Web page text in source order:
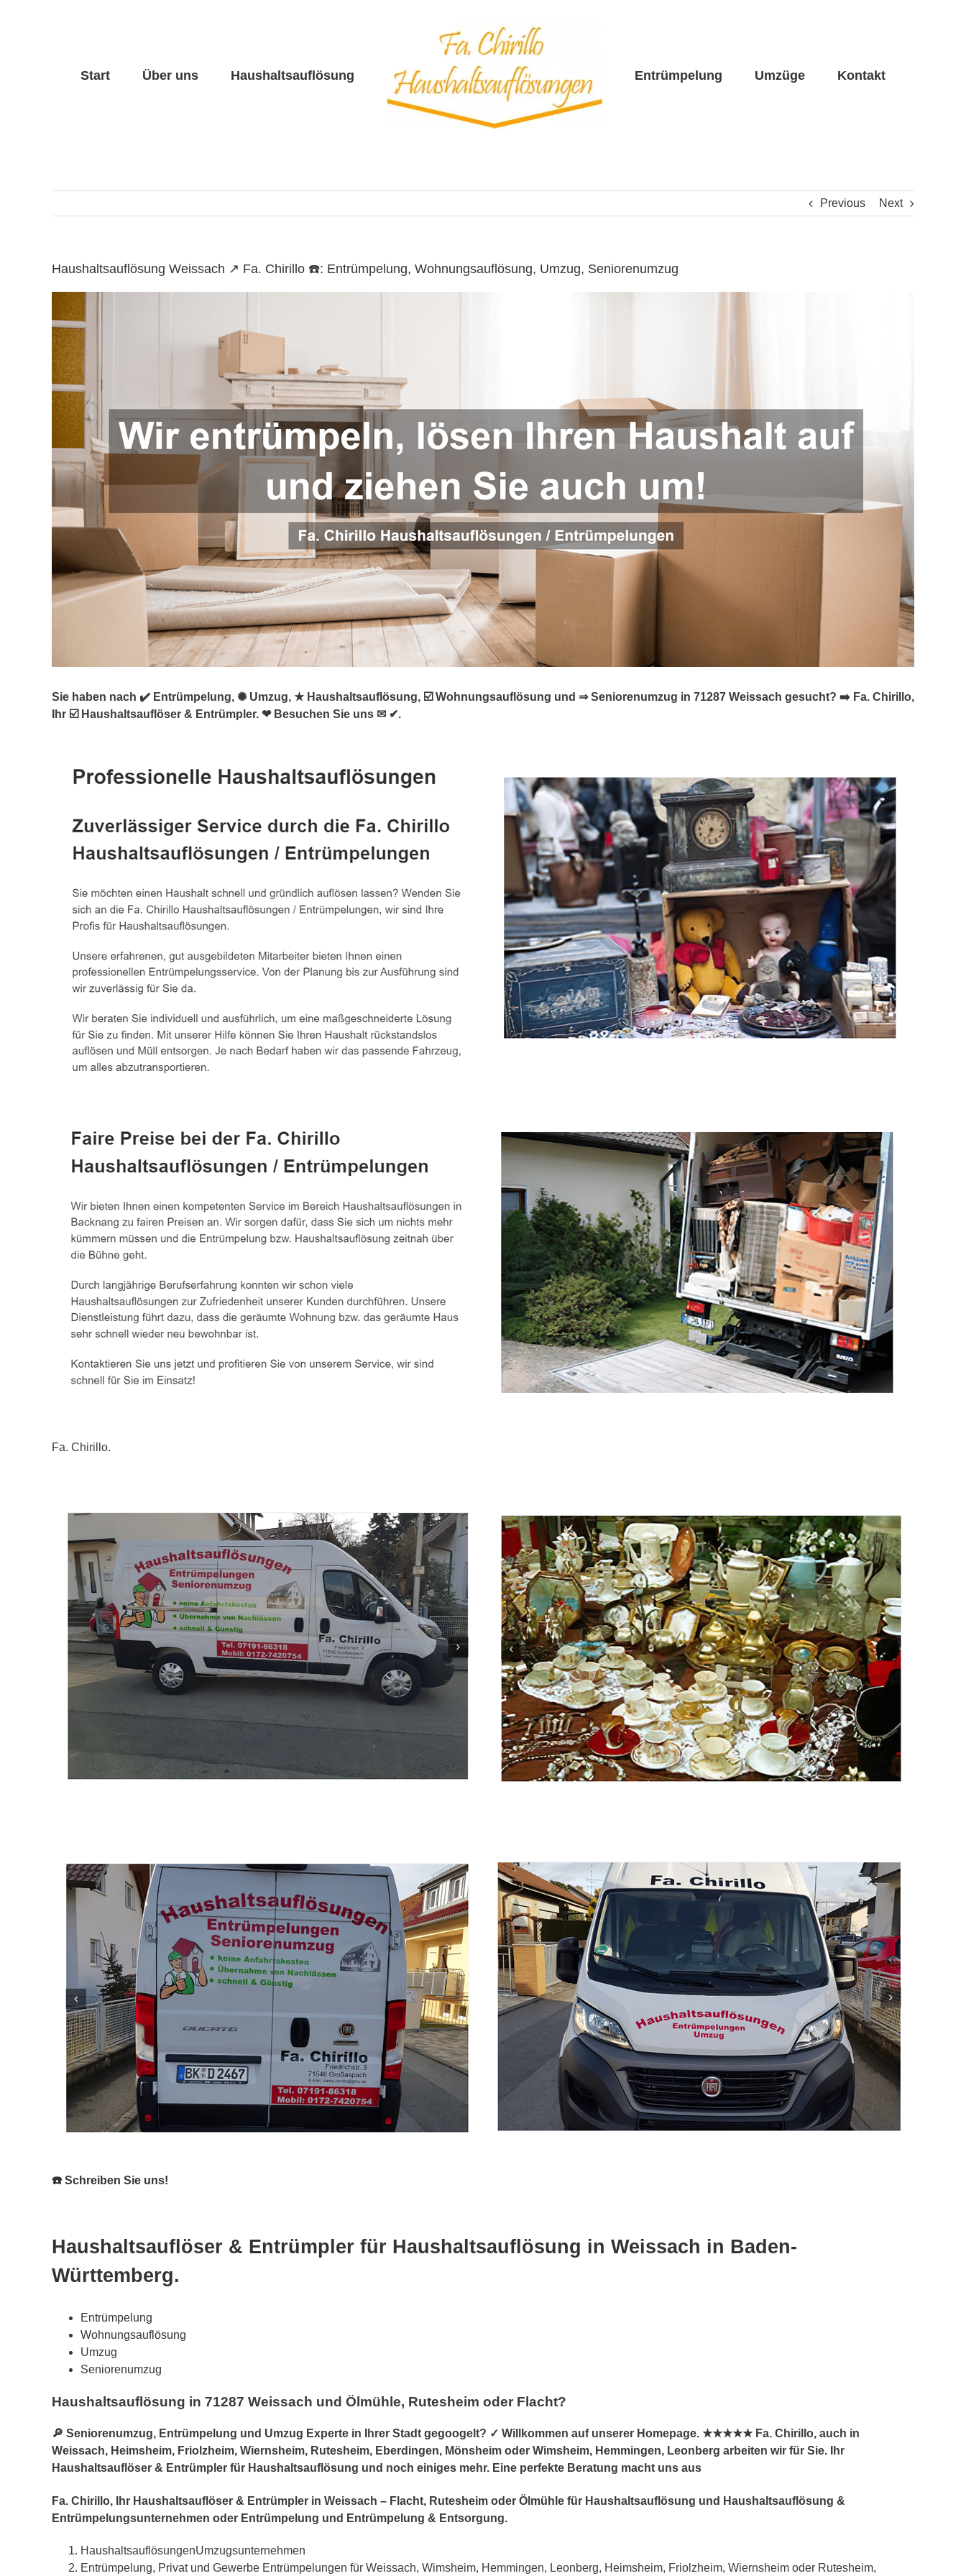
Start Über uns Haushaltsauflösung Entrümpelung Umzüge Kontakt
Previous Next
Haushaltsauflösung Weissach ↗️ Fa. Chirillo ☎️: Entrümpelung, Wohnungsauflösung, Umzug, Seniorenumzug
Sie haben nach ✔️ Entrümpelung, ✺ Umzug, ★ Haushaltsauflösung, ☑️ Wohnungsauflösung und ⇒ Seniorenumzug in 71287 Weissach gesucht? ➡️ Fa. Chirillo,
Ihr ☑️ Haushaltsauflöser & Entrümpler. ❤ Besuchen Sie uns ✉ ✔.
Fa. Chirillo.
☎️ Schreiben Sie uns!
Haushaltsauflöser & Entrümpler für Haushaltsauflösung in Weissach in Baden-
Württemberg.
Entrümpelung
Wohnungsauflösung
Umzug
Seniorenumzug
Haushaltsauflösung in 71287 Weissach und Ölmühle, Rutesheim oder Flacht?
🔎 Seniorenumzug, Entrümpelung und Umzug Experte in Ihrer Stadt gegoogelt? ✓ Willkommen auf unserer Homepage. ★★★★★ Fa. Chirillo, auch in
Weissach, Heimsheim, Friolzheim, Wiernsheim, Rutesheim, Eberdingen, Mönsheim oder Wimsheim, Hemmingen, Leonberg arbeiten wir für Sie. Ihr
Haushaltsauflöser & Entrümpler für Haushaltsauflösung und noch einiges mehr. Eine perfekte Beratung macht uns aus
Fa. Chirillo, Ihr Haushaltsauflöser & Entrümpler in Weissach – Flacht, Rutesheim oder Ölmühle für Haushaltsauflösung und Haushaltsauflösung &
Entrümpelungsunternehmen oder Entrümpelung und Entrümpelung & Entsorgung.
HaushaltsauflösungenUmzugsunternehmen
Entrümpelung, Privat und Gewerbe Entrümpelungen für Weissach, Wimsheim, Hemmingen, Leonberg, Heimsheim, Friolzheim, Wiernsheim oder Rutesheim,